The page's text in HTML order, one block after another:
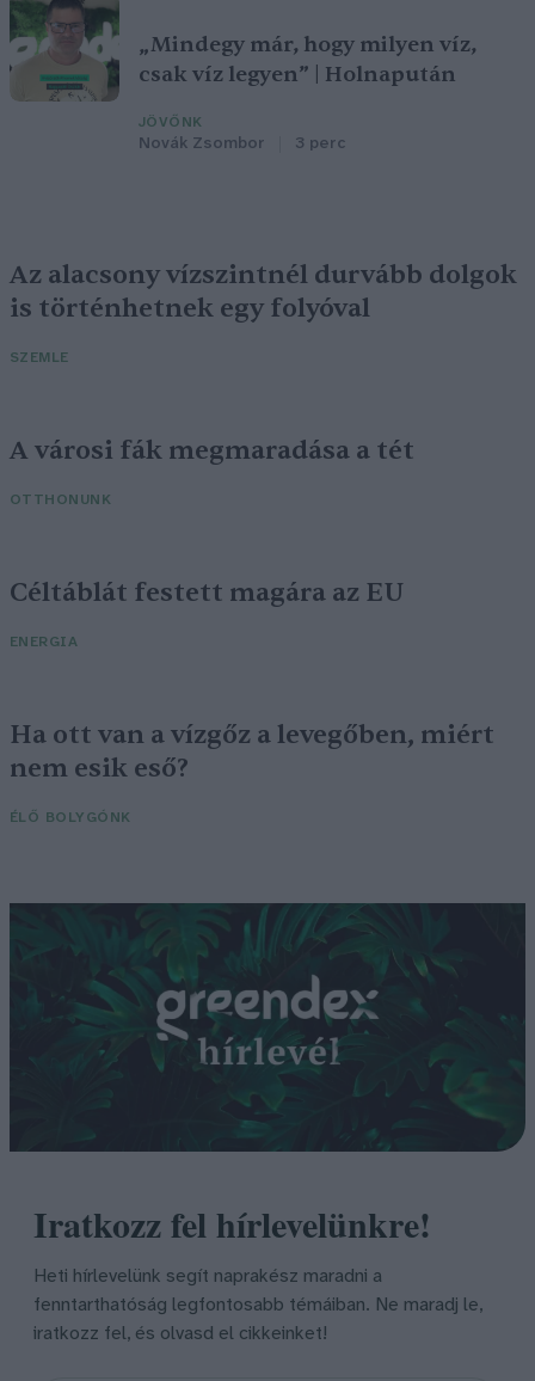
„Mindegy már, hogy milyen víz,
csak víz legyen” | Holnapután
JÖVŐNK
Novák Zsombor 3 perc
Az alacsony vízszintnél durvább dolgok
is történhetnek egy folyóval
SZEMLE
A városi fák megmaradása a tét
OTTHONUNK
Céltáblát festett magára az EU
ENERGIA
Ha ott van a vízgőz a levegőben, miért
nem esik eső?
ÉLŐ BOLYGÓNK
Iratkozz fel hírlevelünkre!
Heti hírlevelünk segít naprakész maradni a
fenntarthatóság legfontosabb témáiban. Ne maradj le,
iratkozz fel, és olvasd el cikkeinket!